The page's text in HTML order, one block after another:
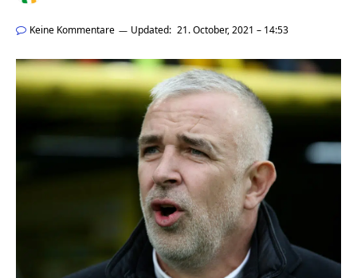
Keine Kommentare Updated: 21. October, 2021 – 14:53